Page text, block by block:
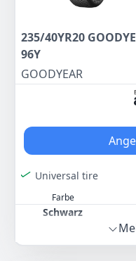
235/40YR20
96Y
GOODYEAR
Universal tire
Farbe
Schwarz
200